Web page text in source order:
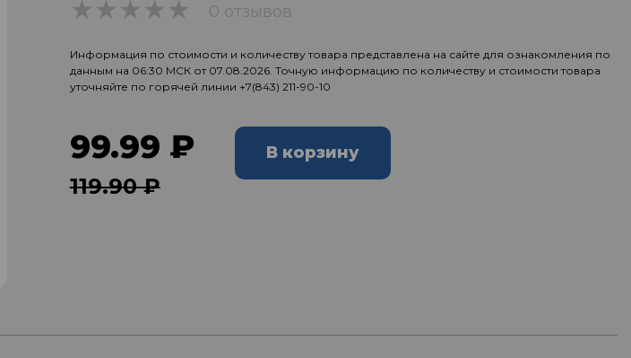
0 отзывов
Информация по стоимости и количеству товара представлена на сайте для ознакомления по
данным на 06:30 МСК от 07.08.2026. Точную информацию по количеству и стоимости товара
уточняйте по горячей линии +7(843) 211-90-10
99.99 ₽
119.90 ₽
В корзину